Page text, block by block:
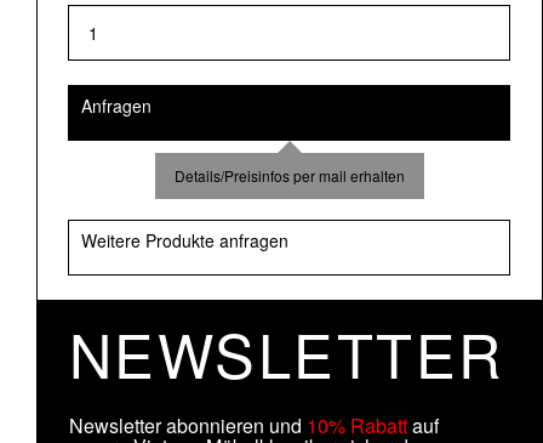
Anfragen
Details/Preisinfos per mail erhalten
Weitere Produkte anfragen
NEWSLETTER
Newsletter abonnieren und 10% Rabattauf